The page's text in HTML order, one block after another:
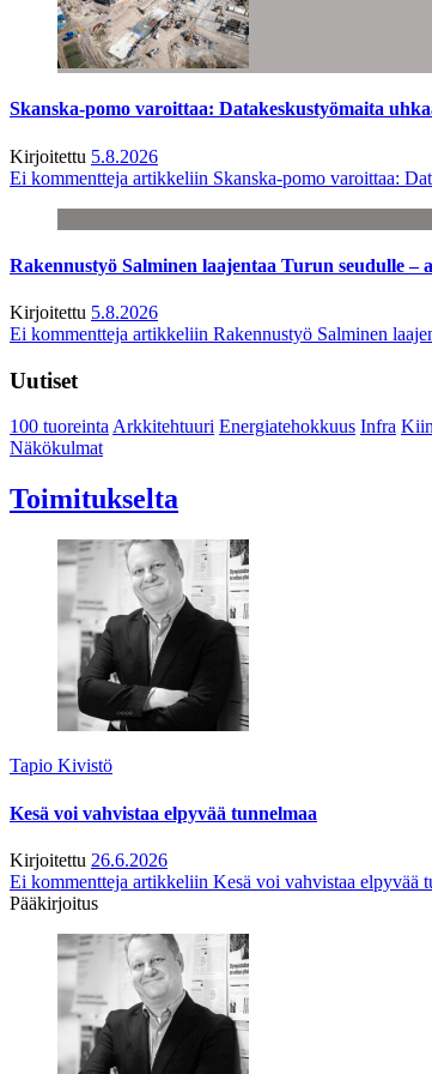
Skanska-pomo varoittaa: Datakeskustyömaita
Kirjoitettu 5.8.2026
Ei kommentteja artikkeliin Skanska-pomo varoittaa:
Rakennustyö Salminen laajentaa Turun seudulle –
Kirjoitettu 5.8.2026
Ei kommentteja artikkeliin Rakennustyö Salminen
Uutiset
100 tuoreintaArkkitehtuuri Energiatehokkuus Infra
Näkökulmat
Toimitukselta
Tapio Kivistö
Kesä voi vahvistaa elpyvää tunnelmaa
Kirjoitettu 26.6.2026
Ei kommentteja artikkeliin Kesä voi vahvistaa elpyvää
Pääkirjoitus